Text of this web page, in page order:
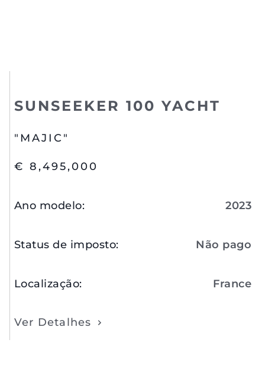
SUNSEEKER 100 YACHT
"MAJIC"
€ 8,495,000
Ano modelo: 2023
Status de imposto: Não pago
Localização: France
Ver Detalhes